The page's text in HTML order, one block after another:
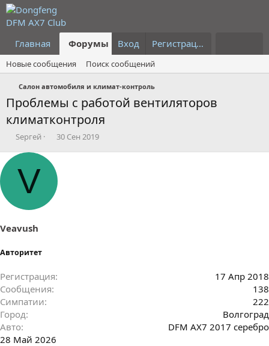
Главная Форумы Что нового?
Вход Регистрация
Новые сообщения Поиск сообщений
Салон автомобиля и климат-контроль
Проблемы с работой вентиляторов
климатконтроля
А
т
о
м
Sергей
Д
н
а
30 Сен 2019
V
Veavush
Авторитет
Регистрация
17 Апр 2018
Сообщения
138
Симпатии
222
Город
Волгоград
Авто
DFM AX7 2017 серебро
28 Май 2026